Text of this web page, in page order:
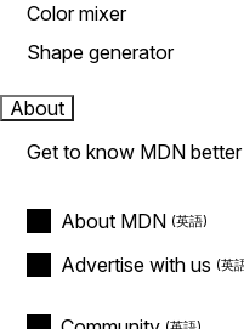
Color mixer
Shape generator
About
Get to know MDN better
About MDN
Advertise with us